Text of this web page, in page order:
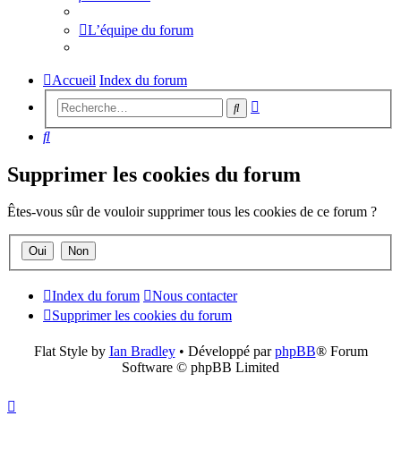
L’équipe du forum
Accueil Index du forum
Rechercher
Rechercher
Supprimer les cookies du forum
Êtes-vous sûr de vouloir supprimer tous les cookies de ce forum ?
Index du forum
Nous contacter
Supprimer les cookies du forum
Flat Style by Ian Bradley• Développé parphpBB® Forum
Software © phpBB Limited